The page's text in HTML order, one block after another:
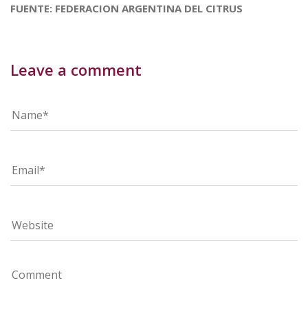
FUENTE: FEDERACION ARGENTINA DEL CITRUS
Leave a comment